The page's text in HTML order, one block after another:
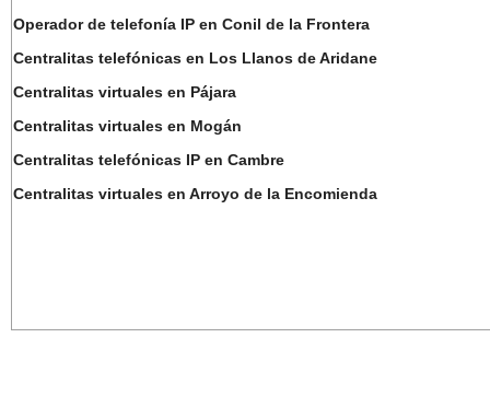
Operador de telefonía IP en Conil de la Frontera
Centralitas telefónicas en Los Llanos de Aridane
Centralitas virtuales en Pájara
Centralitas virtuales en Mogán
Centralitas telefónicas IP en Cambre
Centralitas virtuales en Arroyo de la Encomienda